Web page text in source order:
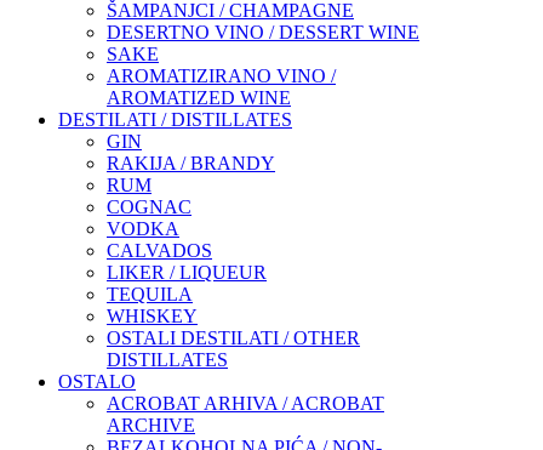
ŠAMPANJCI / CHAMPAGNE
DESERTNO VINO / DESSERT WINE
SAKE
AROMATIZIRANO VINO /
AROMATIZED WINE
DESTILATI / DISTILLATES
GIN
RAKIJA / BRANDY
RUM
COGNAC
VODKA
CALVADOS
LIKER / LIQUEUR
TEQUILA
WHISKEY
OSTALI DESTILATI / OTHER
DISTILLATES
OSTALO
ACROBAT ARHIVA / ACROBAT
ARCHIVE